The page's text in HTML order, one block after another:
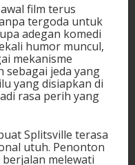
film terus
tergoda untuk
adegan komedi
humor muncul,
mekanisme
jeda yang
yang disiapkan di
rasa perih yang
Splitsville terasa
utuh. Penonton
melewati